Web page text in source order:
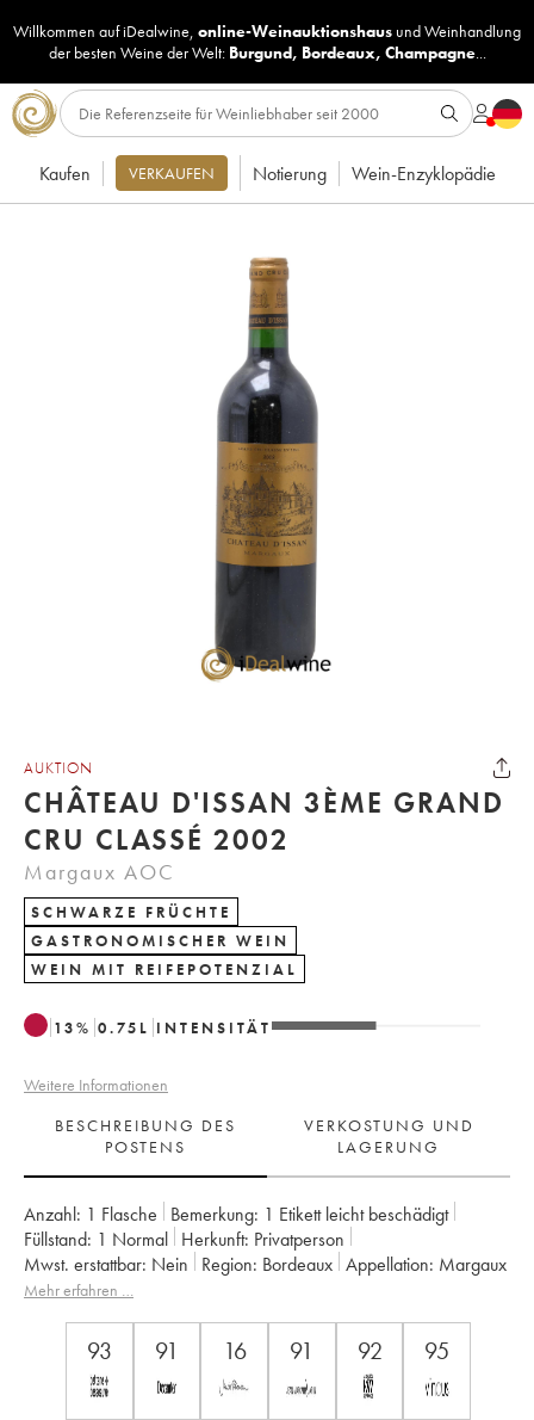
Willkommen auf iDealwine, online-Weinauktionshaus undWeinhandlung
der besten Weine der Welt: Burgund, Bordeaux, Champagne...
Kaufen VERKAUFEN Notierung Wein-Enzyklopädie
AUKTION
CHÂTEAU D'ISSAN 3ÈME GRAND
CRU CLASSÉ 2002
Margaux AOC
SCHWARZE FRÜCHTE
GASTRONOMISCHER WEIN
WEIN MIT REIFEPOTENZIAL
13% 0.75 L INTENSITÄT
Weitere Informationen
BESCHREIBUNG DES
POSTENS
VERKOSTUNG UND
LAGERUNG
Anzahl: 1 Flasche Bemerkung: 1 Etikett leicht beschädigt
Füllstand: 1 Normal Herkunft:
privatperson
Mwst. erstattbar:
nein Region: Bordeaux Appellation:
Margaux
Klassifizierung:
Mehr erfahren …
93 91 16 91 92 95